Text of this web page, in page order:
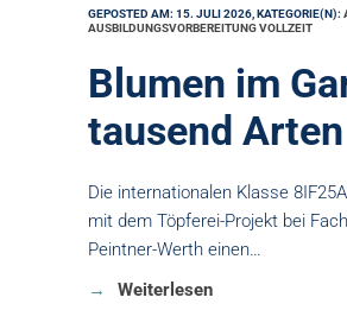
GEPOSTED AM: 15. JULI 2026, KATEGORIE(N):
AUSBILDUNGSVORBEREITUNG VOLLZEIT
Blumen im
tausend
Die internationalen Klasse
mit dem Töpferei-Projekt bei
Peintner-Werth einen…
Weiterlesen